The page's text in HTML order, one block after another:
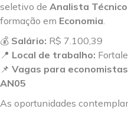
seletivo de Analista Técnico
formação em Economia.
💰 Salário: R$ 7.100,39
📍 Local de trabalho:
📌 Vagas para
AN05
As oportunidades